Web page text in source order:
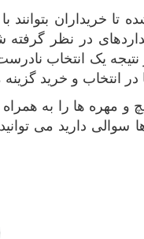
تا خریداران
در نظر گرفته
یک انتخاب
انتخاب و خرید
مهره ها را به
سوالی دارید می